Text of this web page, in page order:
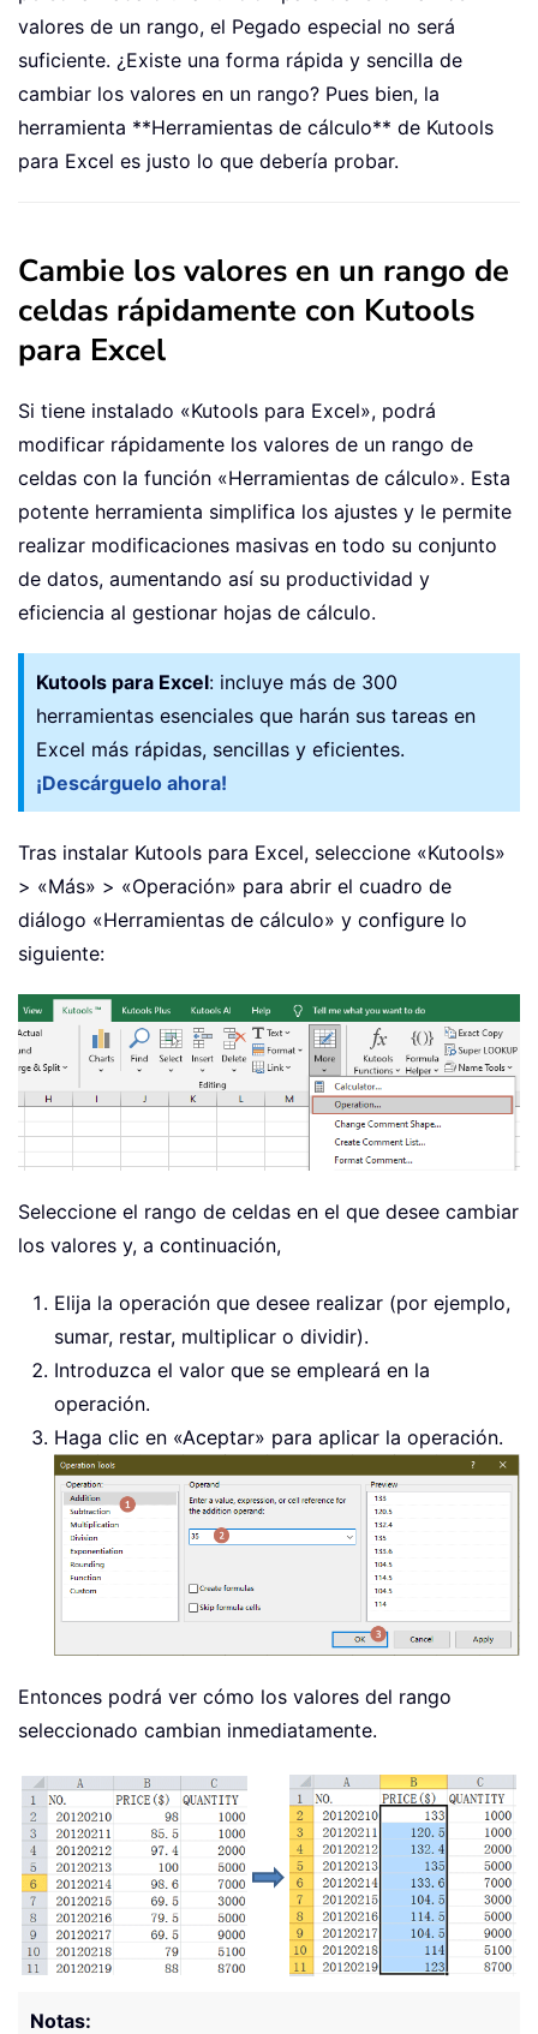
valores de un rango, el Pegado especial no será
suficiente. ¿Existe una forma rápida y sencilla de
cambiar los valores en un rango? Pues bien, la
herramienta **Herramientas de cálculo** de Kutools
para Excel es justo lo que debería probar.
Cambie los valores en un rango de
celdas rápidamente con Kutools
para Excel
Si tiene instalado «Kutools para Excel», podrá
modificar rápidamente los valores de un rango de
celdas con la función «Herramientas de cálculo». Esta
potente herramienta simplifica los ajustes y le permite
realizar modificaciones masivas en todo su conjunto
de datos, aumentando así su productividad y
eficiencia al gestionar hojas de cálculo.
Kutools para Excel: incluye más de 300
herramientas esenciales que harán sus tareas en
Excel más rápidas, sencillas y eficientes.
¡Descárguelo ahora!
Tras instalar Kutools para Excel, seleccione «Kutools»
> «Más» > «Operación» para abrir el cuadro de
diálogo «Herramientas de cálculo» y configure lo
siguiente:
Seleccione el rango de celdas en el que desee cambiar
los valores y, a continuación,
Elija la operación que desee realizar (por ejemplo,
sumar, restar, multiplicar o dividir).
Introduzca el valor que se empleará en la
operación.
Haga clic en «Aceptar» para aplicar la operación.
Entonces podrá ver cómo los valores del rango
seleccionado cambian inmediatamente.
Notas: